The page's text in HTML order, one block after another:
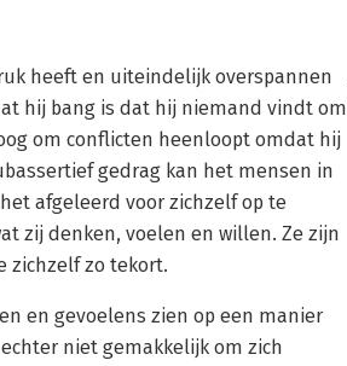
heeft en uiteindelijk overspannen
hij bang is dat hij niemand vindt om
om conflicten heenloopt omdat hij
gedrag kan het mensen in
afgeleerd voor zichzelf op te
zij denken, voelen en willen. Ze zijn
zichzelf zo tekort.
en gevoelens zien op een manier
niet gemakkelijk om zich